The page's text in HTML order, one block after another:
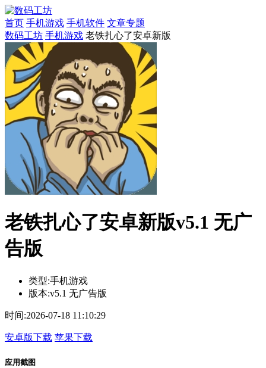
首页 手机游戏 手机软件 文章专题
数码工坊 手机游戏 老铁扎心了安卓新版
老铁扎心了安卓新版v5.1 无广
告版
类型:手机游戏
版本:v5.1 无广告版
时间:2026-07-18 11:10:29
安卓版下载 苹果下载
应用截图